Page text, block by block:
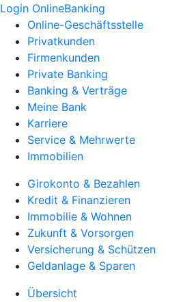
Login OnlineBanking
Online-Geschäftsstelle
Privatkunden
Firmenkunden
Private Banking
Banking & Verträge
Meine Bank
Karriere
Service & Mehrwerte
Immobilien
Girokonto & Bezahlen
Kredit & Finanzieren
Immobilie & Wohnen
Zukunft & Vorsorgen
Versicherung & Schützen
Geldanlage & Sparen
Übersicht